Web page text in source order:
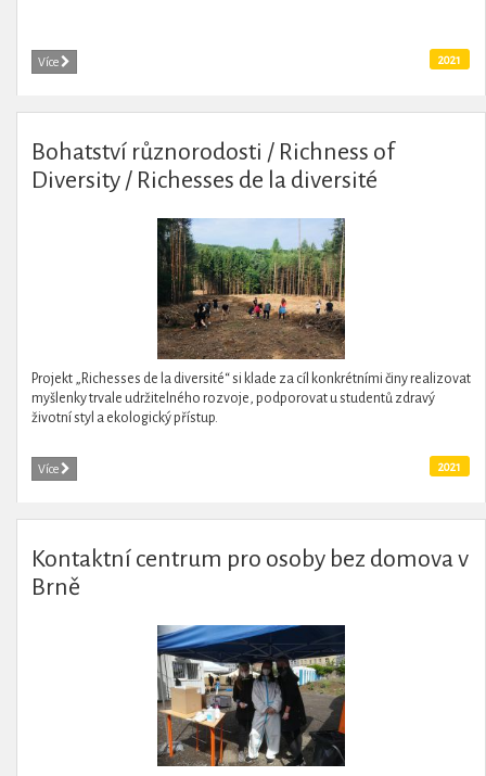
Více 2021
Bohatství různorodosti / Richness of
Diversity / Richesses de la diversité
Projekt „Richesses de la diversité“ si klade za cíl konkrétními činy realizovat
myšlenky trvale udržitelného rozvoje, podporovat u studentů zdravý
životní styl a ekologický přístup.
Více 2021
Kontaktní centrum pro osoby bez domova v
Brně